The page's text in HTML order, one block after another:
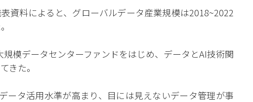
資料によると、グローバルデータ産業規模は2018~2022
模データセンターファンドをはじめ、データとAI技術関
きた。
ータ活用水準が高まり、目には見えないデータ管理が事